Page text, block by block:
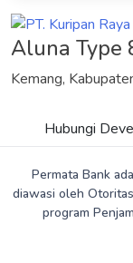
Aluna Type
Kemang,
Hubungi
Permata Bank
diawasi oleh
program